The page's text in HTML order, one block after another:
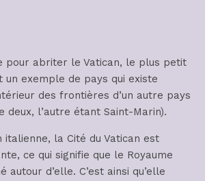
pour abriter le Vatican, le plus petit
un exemple de pays qui existe
des frontières d’un autre pays
deux, l’autre étant Saint-Marin).
italienne, la Cité du Vatican est
ce qui signifie que le Royaume
autour d’elle. C’est ainsi qu’elle